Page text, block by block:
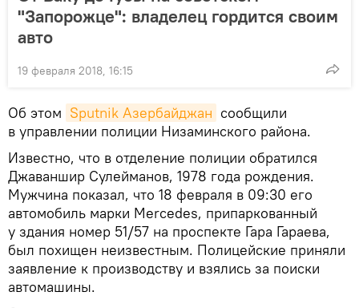
"Запорожце": владелец гордится своим
авто
19 февраля 2018, 16:15
Об этом Sputnik Азербайджан сообщили
в управлении полиции Низаминского района.
Известно, что в отделение полиции обратился
Джаваншир Сулейманов, 1978 года рождения.
Мужчина показал, что 18 февраля в 09:30 его
автомобиль марки Mercedes, припаркованный
у здания номер 51/57 на проспекте Гара Гараева,
был похищен неизвестным. Полицейские приняли
заявление к производству и взялись за поиски
автомашины.